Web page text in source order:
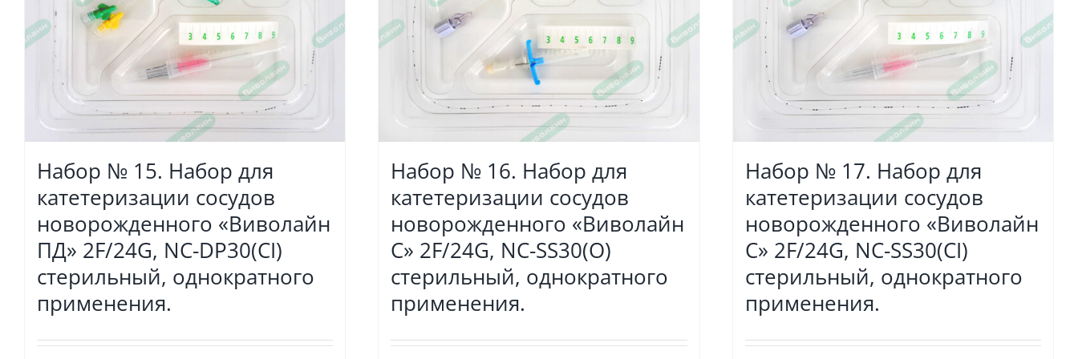
Набор № 15. Набор для
катетеризации сосудов
новорожденного «Виволайн
ПД» 2F/24G, NC-DP30(CI)
стерильный, однократного
применения.
Набор № 16. Набор для
катетеризации сосудов
новорожденного «Виволайн
С» 2F/24G, NC-SS30(O)
стерильный, однократного
применения.
Набор № 17. Набор для
катетеризации сосудов
новорожденного «Виволайн
С» 2F/24G, NC-SS30(CI)
стерильный, однократного
применения.